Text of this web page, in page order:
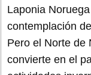
Laponia
contemplación
Pero el Norte de
convierte en el